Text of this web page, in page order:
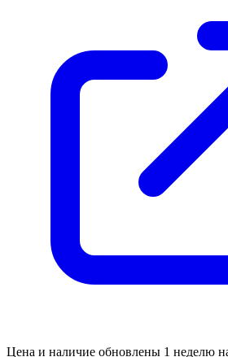
Цена и наличие обновлены 1 неделю